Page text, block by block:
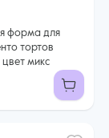
форма для
тортов
микс